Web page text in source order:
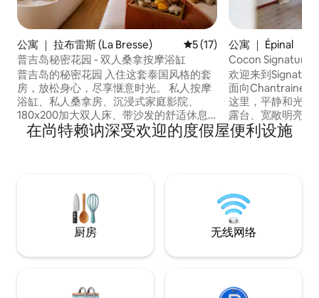
公寓 ｜ 拉布雷斯 (La Bresse) 平均评分 5 分（满分 5 分）
5 (17)
普吉岛秘密花园 - 双人桑拿按摩浴缸
普吉岛的秘密花园 入住这套泰国风格的套
房，放松身心，尽享惬意时光。 私人按摩
浴缸、私人桑拿房、沉浸式家庭影院、
180x200加大双人床、带沙发的舒适休息
区、阳台、设备齐全的厨房、禅意氛围和
柔和的灯光，为情侣打造真正的浪漫小天
房仅供成人入住。
公寓 ｜ Épinal
Cocon Signature
停车位
欢迎来到
面向Chantraine池塘。 安顿下来
这里，平静和光明点
露台、宽敞明亮的
和免费停车位（适
的光临。 此房源专为家庭和商务差旅人士
在尚特赖讷深受欢迎的度假屋便利设施
厨房 无线网络